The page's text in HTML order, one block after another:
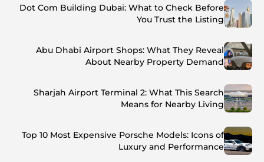
Dot Com Building Dubai: What to Check Before
You Trust the Listing
Abu Dhabi Airport Shops: What They Reveal
About Nearby Property Demand
Sharjah Airport Terminal 2: What This Search
Means for Nearby Living
Top 10 Most Expensive Porsche Models: Icons of
Luxury and Performance